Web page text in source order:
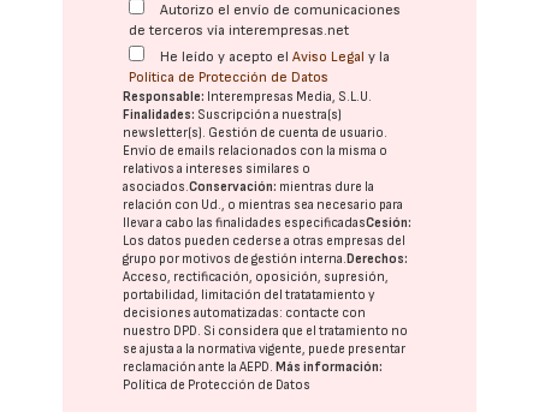
Autorizo el envío de comunicaciones
de terceros vía interempresas.net
He leído y acepto elAviso Legal y la
Política de Protección de Datos
Responsable: Interempresas Media, S.L.U.
Finalidades: Suscripción a nuestra(s)
newsletter(s). Gestión de cuenta de usuario.
Envío de emails relacionados con la misma o
relativos a intereses similares o
asociados.Conservación: mientras dure la
relación con Ud., o mientras sea necesario para
llevar a cabo las finalidades especificadasCesión:
Los datos pueden cederse a otras empresas del
grupo por motivos de gestión interna. Derechos:
Acceso, rectificación, oposición, supresión,
portabilidad, limitación del tratatamiento y
decisiones automatizadas: contacte con
nuestro DPD. Si considera que el tratamiento no
se ajusta a la normativa vigente, puede presentar
reclamación ante laAEPD. Más información:
Política de Protección de Datos